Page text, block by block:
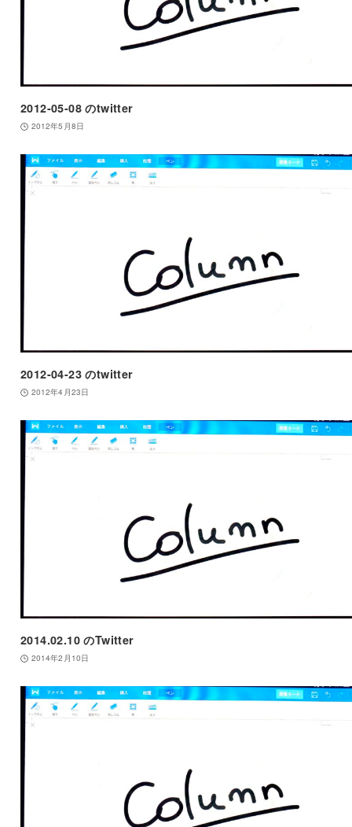
2012-05-08 のtwitter
2012年5月8日
2012-04-23 のtwitter
2012年4月23日
2014.02.10 のTwitter
2014年2月10日